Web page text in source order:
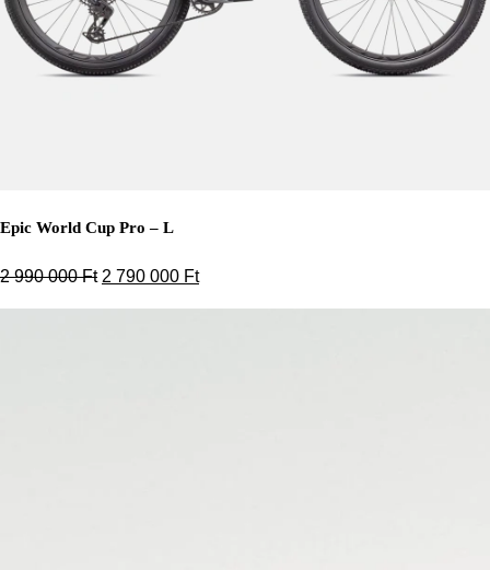
Epic World Cup Pro – L
2 990 000Ft Original price was: 2 990 000 Ft.
2 790 000 FtCurrent price is: 2 790 000 Ft.